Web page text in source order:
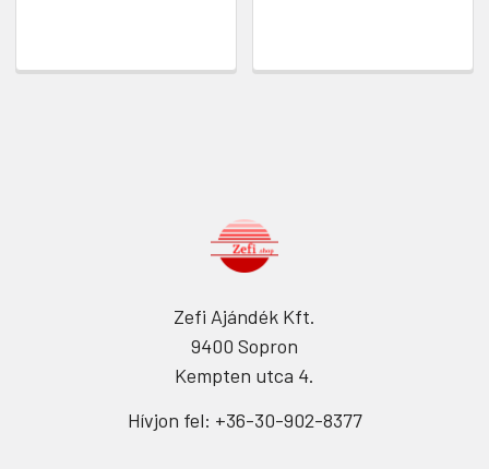
Zefi Ajándék Kft.
9400 Sopron
Kempten utca 4.
Hívjon fel: +36-30-902-8377